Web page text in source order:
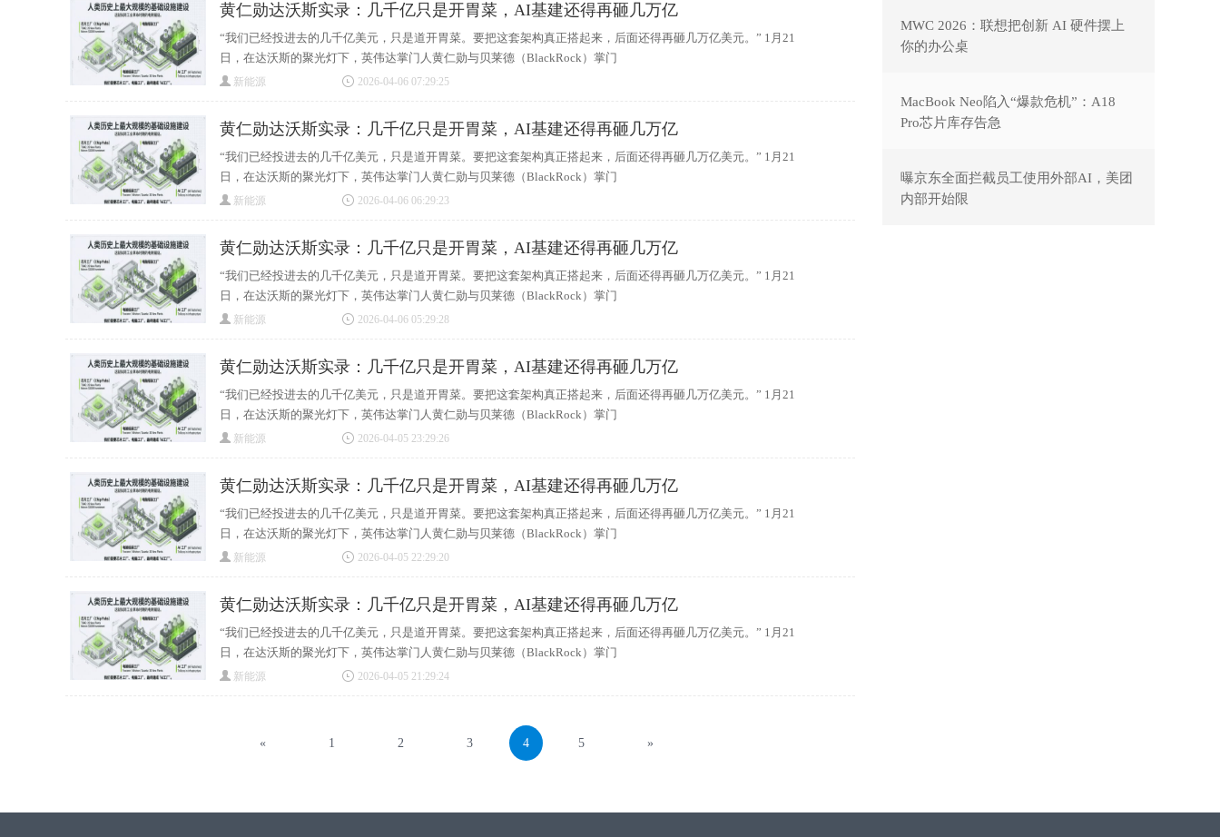
黄仁勋达沃斯实录：几千亿只是开胃菜，AI基建还得再砸几万亿
“我们已经投进去的几千亿美元，只是道开胃菜。要把这套架构真正搭起来，后面还得再砸几万亿美元。” 1月21
日，在达沃斯的聚光灯下，英伟达掌门人黄仁勋与贝莱德（BlackRock）掌门
新能源 2026-04-06 07:29:25
黄仁勋达沃斯实录：几千亿只是开胃菜，AI基建还得再砸几万亿
“我们已经投进去的几千亿美元，只是道开胃菜。要把这套架构真正搭起来，后面还得再砸几万亿美元。” 1月21
日，在达沃斯的聚光灯下，英伟达掌门人黄仁勋与贝莱德（BlackRock）掌门
新能源 2026-04-06 06:29:23
黄仁勋达沃斯实录：几千亿只是开胃菜，AI基建还得再砸几万亿
“我们已经投进去的几千亿美元，只是道开胃菜。要把这套架构真正搭起来，后面还得再砸几万亿美元。” 1月21
日，在达沃斯的聚光灯下，英伟达掌门人黄仁勋与贝莱德（BlackRock）掌门
新能源 2026-04-06 05:29:28
黄仁勋达沃斯实录：几千亿只是开胃菜，AI基建还得再砸几万亿
“我们已经投进去的几千亿美元，只是道开胃菜。要把这套架构真正搭起来，后面还得再砸几万亿美元。” 1月21
日，在达沃斯的聚光灯下，英伟达掌门人黄仁勋与贝莱德（BlackRock）掌门
新能源 2026-04-05 23:29:26
黄仁勋达沃斯实录：几千亿只是开胃菜，AI基建还得再砸几万亿
“我们已经投进去的几千亿美元，只是道开胃菜。要把这套架构真正搭起来，后面还得再砸几万亿美元。” 1月21
日，在达沃斯的聚光灯下，英伟达掌门人黄仁勋与贝莱德（BlackRock）掌门
新能源 2026-04-05 22:29:20
黄仁勋达沃斯实录：几千亿只是开胃菜，AI基建还得再砸几万亿
“我们已经投进去的几千亿美元，只是道开胃菜。要把这套架构真正搭起来，后面还得再砸几万亿美元。” 1月21
日，在达沃斯的聚光灯下，英伟达掌门人黄仁勋与贝莱德（BlackRock）掌门
新能源 2026-04-05 21:29:24
« 1 2 3 4 5 »
MWC 2026：联想把创新 AI 硬件摆上
你的办公桌
MacBook Neo陷入“爆款危机”：A18
Pro芯片库存告急
曝京东全面拦截员工使用外部AI，美团
内部开始限